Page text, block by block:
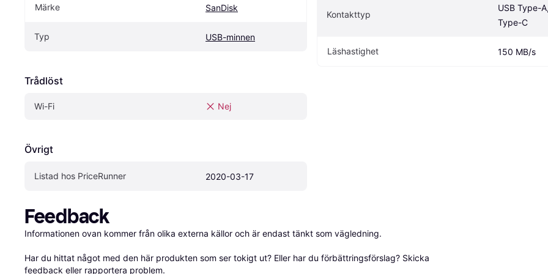
Märke SanDisk
Typ USB-minnen
Trådlöst
Wi-Fi Nej
Övrigt
Listad hos PriceRunner 2020-03-17
Kontakttyp
USB Type-
Type-C
Läshastighet 150 MB/s
Feedback
Informationen ovan kommer från olika externa källor och är endast tänkt som vägledning.
Har du hittat något med den här produkten som ser tokigt ut? Eller har du förbättringsförslag? Skicka
feedback eller rapportera problem.